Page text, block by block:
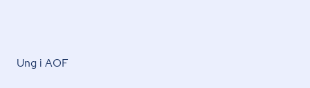
Ung i AOF